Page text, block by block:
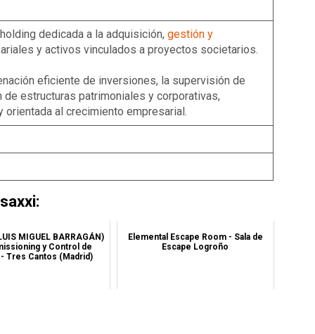
dedicada a la adquisición, gestión y
y activos vinculados a proyectos societarios.
eficiente de inversiones, la supervisión de
estructuras patrimoniales y corporativas,
orientada al crecimiento empresarial.
MIGUEL BARRAGÁN)
y Control de
- Tres Cantos (Madrid)
Elemental Escape Room - Sala de
Escape Logroño